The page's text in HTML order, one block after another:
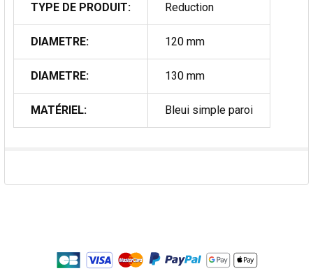
TYPE DE PRODUIT: Reduction
DIAMETRE: 120 mm
DIAMETRE: 130 mm
MATÉRIEL: Bleui simple paroi